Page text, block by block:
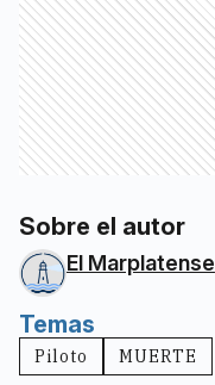
Sobre el autor
El Marplatense
Temas
Piloto MUERTE